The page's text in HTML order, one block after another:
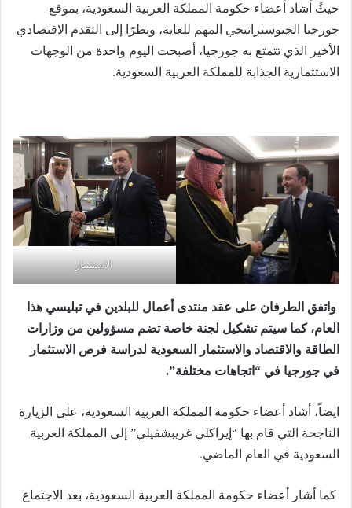
حيثُ أشاد أعضاء حكومة المملكة العربية السعودية، بموقع
جورجيا الجيوستراتيجي المهم للغاية، ونظرًا إلى التقدم الاقتصادي
الأخير الذي تتمتع به جورجيا، أصبحت اليوم واحدة من الوجهات
الاستثمارية الجذابة للمملكة العربية السعودية.
الاستثمار
واتفق الطرفان على عقد منتدى أعمال للبلدين في تبليسي هذا
العام، كما سيتم تشكيل لجنة خاصة تضم مسؤولين من وزارات
الطاقة والاقتصاد والاستثمار السعودية لدراسة فرص الاستثمار
في جورجيا في “اتجاهات مختلفة”.
ايضاّ، أشاد أعضاء حكومة المملكة العربية السعودية، على الزيارة
الناجحة التي قام بها “إيراكلي غريبشفيلي” إلى المملكة العربية
السعودية في العام الماضي.
كما أشار أعضاء حكومة المملكة العربية السعودية، بعد الاجتماع